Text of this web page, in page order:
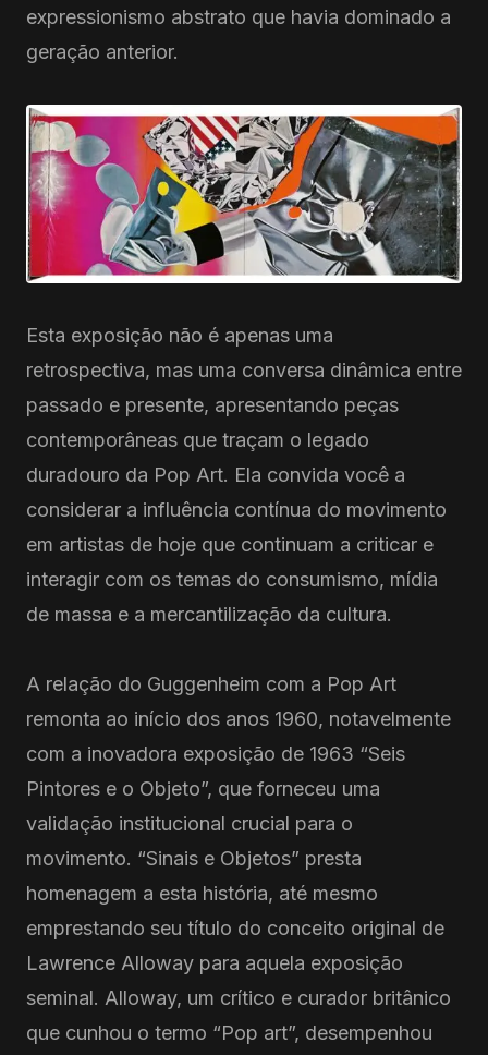
expressionismo abstrato que havia dominado a
geração anterior.
Esta exposição não é apenas uma
retrospectiva, mas uma conversa dinâmica entre
passado e presente, apresentando peças
contemporâneas que traçam o legado
duradouro da Pop Art. Ela convida você a
considerar a influência contínua do movimento
em artistas de hoje que continuam a criticar e
interagir com os temas do consumismo, mídia
de massa e a mercantilização da cultura.
A relação do Guggenheim com a Pop Art
remonta ao início dos anos 1960, notavelmente
com a inovadora exposição de 1963 “Seis
Pintores e o Objeto”, que forneceu uma
validação institucional crucial para o
movimento. “Sinais e Objetos” presta
homenagem a esta história, até mesmo
emprestando seu título do conceito original de
Lawrence Alloway para aquela exposição
seminal. Alloway, um crítico e curador britânico
que cunhou o termo “Pop art”, desempenhou